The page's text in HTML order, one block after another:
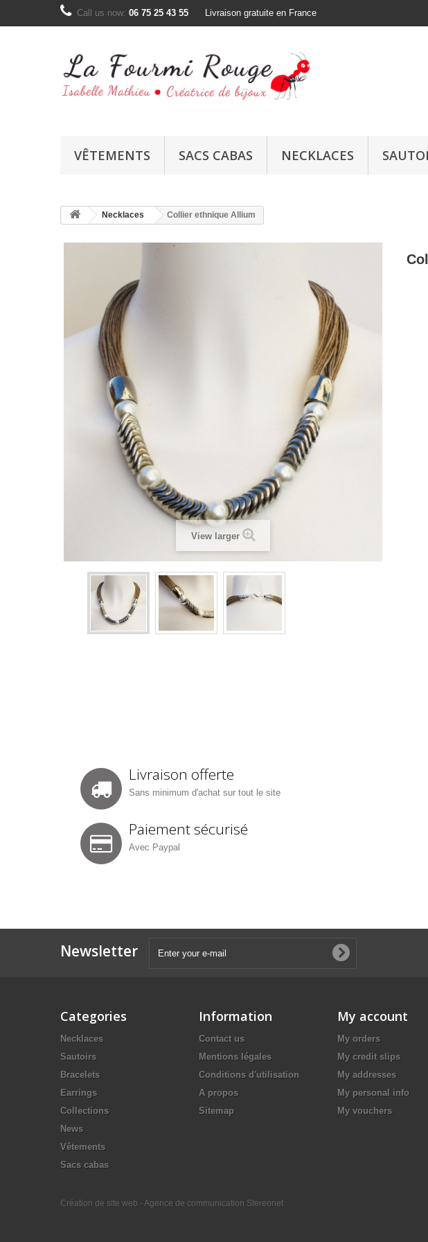
Call us now: 06 75 25 43 55 Livraison gratuite en France
VÊTEMENTS SACS CABAS NECKLACES
Necklaces Collier ethnique Allium
View larger
Livraison offerte
Sans minimum d'achat sur tout le site
Paiement sécurisé
Avec Paypal
Newsletter
Categories
Necklaces
Sautoirs
Bracelets
Earrings
Collections
News
Vêtements
Sacs cabas
Information
Contact us
Mentions légales
Conditions d'utilisation
A propos
Sitemap
My account
My orders
My credit slips
My addresses
My personal info
My vouchers
Création de site web - Agence de communication Stereonet